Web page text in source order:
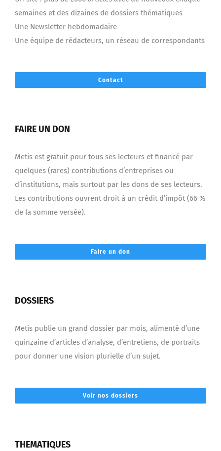
semaines et des dizaines de dossiers thématiques
Une Newsletter hebdomadaire
Une équipe de rédacteurs, un réseau de correspondants
Contact
FAIRE UN DON
Metis est gratuit pour tous ses lecteurs et financé par
quelques (rares) contributions d’entreprises ou
d’institutions, mais surtout par les dons de ses lecteurs.
Les contributions ouvrent droit à un crédit d’impôt (66 %
de la somme versée).
Faire un don
DOSSIERS
Metis publie un grand dossier par mois, alimenté d’une
quinzaine d’articles d’analyse, d’entretiens, de portraits
pour donner une vision plurielle d’un sujet.
Voir nos dossiers
THEMATIQUES